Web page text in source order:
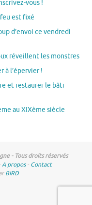
vous !
est fixé
d’envoi ce vendredi
réveillent les monstres
à l’épervier !
et restaurer le bâti
au XIXème siècle
- Tous droits réservés
A propos- Contact
BIRD